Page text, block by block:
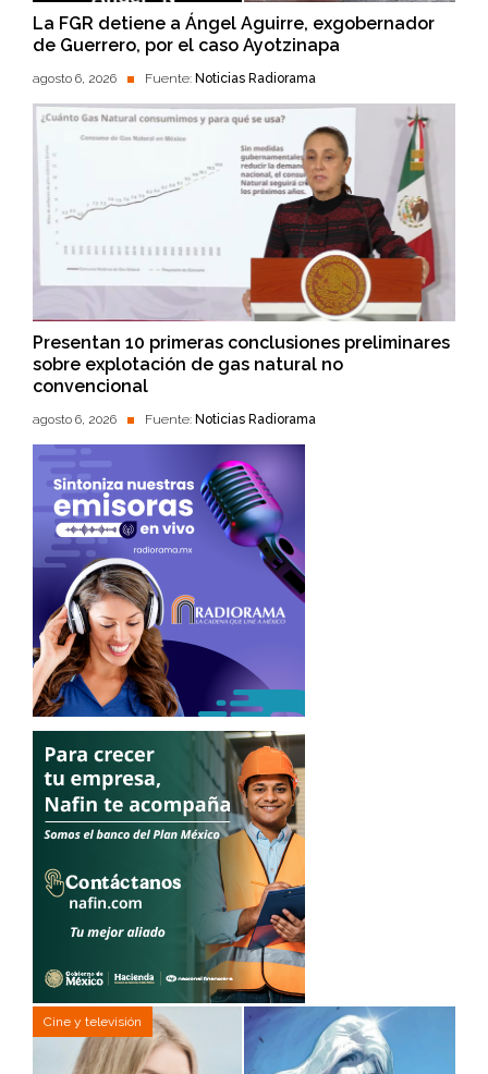
La FGR detiene a Ángel Aguirre, exgobernador
de Guerrero, por el caso Ayotzinapa
agosto 6, 2026 Fuente: Noticias Radiorama
Presentan 10 primeras conclusiones preliminares
sobre explotación de gas natural no
convencional
agosto 6, 2026 Fuente: Noticias Radiorama
Cine y televisión